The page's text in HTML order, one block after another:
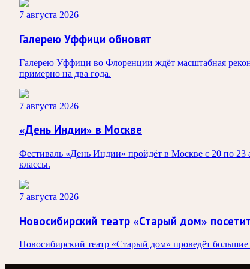
7 августа 2026
Галерею Уффици обновят
Галерею Уффици во Флоренции ждёт масштабная
примерно на два года.
7 августа 2026
«День Индии» в Москве
Фестиваль «День Индии» пройдёт в Москве с 20 по 23
классы.
7 августа 2026
Новосибирский театр «Старый дом»
Новосибирский театр «Старый дом» проведёт большие